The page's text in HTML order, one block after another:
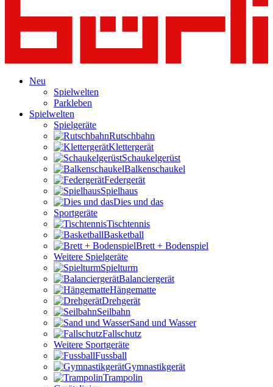
Neu
Spielwelten
Parkleben
Spielwelten
Spielgeräte
Rutschbahn
Klettergerät
Schaukelgerüst
Balkenschaukel
Federgerät
Spielhaus
Dies und das
Sportgeräte
Tischtennis
Basketball
Brett + Bodenspiel
Weitere Spielgeräte
Spielturm
Balanciergerät
Hängematte
Drehgerät
Seilbahn
Sand und Wasser
Fallschutz
Weitere Sportgeräte
Fussball
Gymnastikgerät
Trampolin